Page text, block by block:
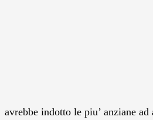
avrebbe indotto le piu’ anziane ad